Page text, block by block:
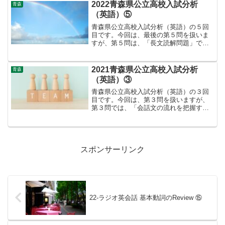
計１２点（２）は各３点✖３＝計９点
（３）は４点、なので合計２５...
青森
2022青森県公立高校入試分析
（英語）⑤
青森県公立高校入試分析（英語）の５回
目です。今回は、最後の第５問を扱いま
すが、第５問は、「長文読解問題」で
計１２点（２）は4点（３）は各３点✖️３
＝計９点、なので合計２...
青森
2021青森県公立高校入試分析
（英語）③
青森県公立高校入試分析（英語）の３回
目です。今回は、第３問を扱いますが、
第３問では、「会話文の流れを把握する
スポンサーリンク
22-ラジオ英会話 基本動詞のReview ⑮